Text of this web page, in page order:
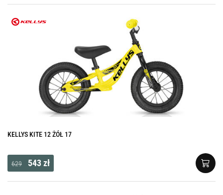
KELLYS KITE 12 ŻÓŁ 17
629 543 zł